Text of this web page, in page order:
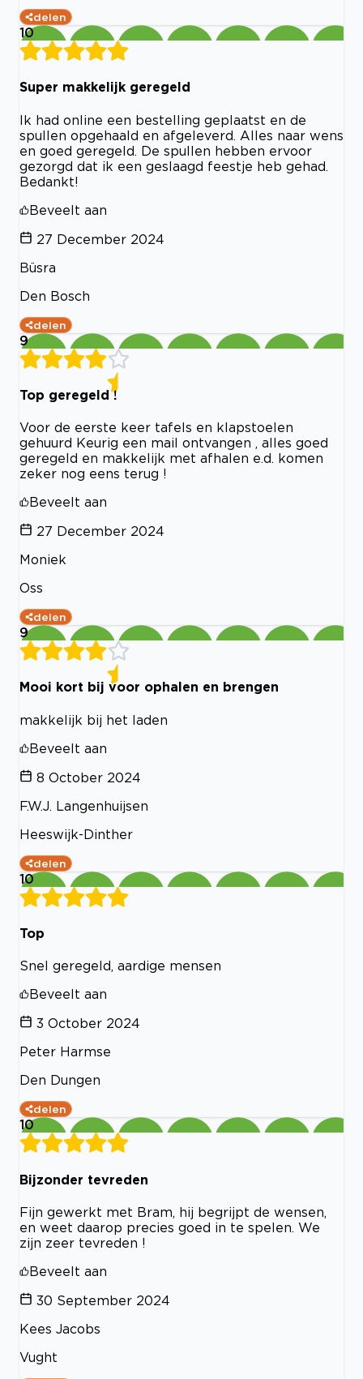
delen
10
Super makkelijk geregeld
Ik had online een bestelling geplaatst en de
spullen opgehaald en afgeleverd. Alles naar wens
en goed geregeld. De spullen hebben ervoor
gezorgd dat ik een geslaagd feestje heb gehad.
Bedankt!
Beveelt aan
27 December 2024
Büsra
Den Bosch
delen
9
Top geregeld !
Voor de eerste keer tafels en klapstoelen
gehuurd Keurig een mail ontvangen , alles goed
geregeld en makkelijk met afhalen e.d. komen
zeker nog eens terug !
Beveelt aan
27 December 2024
Moniek
Oss
delen
9
Mooi kort bij voor ophalen en brengen
makkelijk bij het laden
Beveelt aan
8 October 2024
F.W.J. Langenhuijsen
Heeswijk-Dinther
delen
10
Top
Snel geregeld, aardige mensen
Beveelt aan
3 October 2024
Peter Harmse
Den Dungen
delen
10
Bijzonder tevreden
Fijn gewerkt met Bram, hij begrijpt de wensen,
en weet daarop precies goed in te spelen. We
zijn zeer tevreden !
Beveelt aan
30 September 2024
Kees Jacobs
Vught